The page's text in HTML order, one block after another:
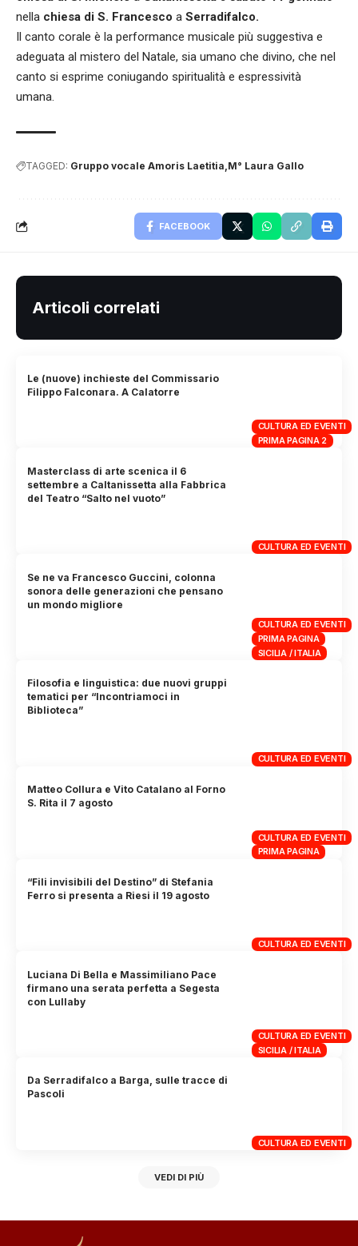
nella chiesa di S. Francesco a Serradifalco.
Il canto corale è la performance musicale più suggestiva e
adeguata al mistero del Natale, sia umano che divino, che nel
canto si esprime coniugando spiritualità e espressività
umana.
TAGGED: Gruppo vocale Amoris Laetitia M° Laura Gallo
FACEBOOK
Articoli correlati
CULTURA ED EVENTI
PRIMA PAGINA 2
Le (nuove) inchieste del Commissario
Filippo Falconara. A Calatorre
CULTURA ED EVENTI
Masterclass di arte scenica il 6
settembre a Caltanissetta alla Fabbrica
del Teatro “Salto nel vuoto”
CULTURA ED EVENTI
PRIMA PAGINA
SICILIA / ITALIA
Se ne va Francesco Guccini, colonna
sonora delle generazioni che pensano
un mondo migliore
CULTURA ED EVENTI
Filosofia e linguistica: due nuovi gruppi
tematici per “Incontriamoci in
Biblioteca”
CULTURA ED EVENTI
PRIMA PAGINA
Matteo Collura e Vito Catalano al Forno
S. Rita il 7 agosto
CULTURA ED EVENTI
“Fili invisibili del Destino” di Stefania
Ferro si presenta a Riesi il 19 agosto
CULTURA ED EVENTI
SICILIA / ITALIA
Luciana Di Bella e Massimiliano Pace
firmano una serata perfetta a Segesta
con Lullaby
CULTURA ED EVENTI
Da Serradifalco a Barga, sulle tracce di
Pascoli
VEDI DI PIÙ